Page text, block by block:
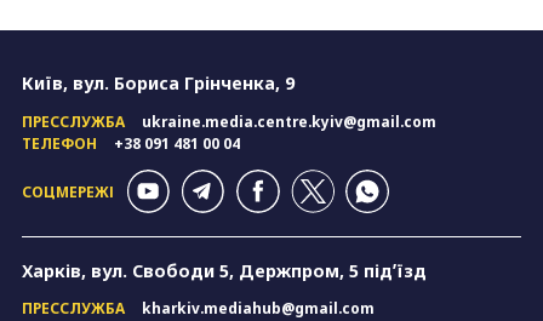
Київ, вул. Бориса Грінченка, 9
ПРЕССЛУЖБА
ukraine.media.centre.kyiv@gmail.com
ТЕЛЕФОН
+38 091 481 00 04
СОЦМЕРЕЖІ
Харків, вул. Свободи 5, Держпром, 5 підʼїзд
ПРЕССЛУЖБА
kharkiv.mediahub@gmail.com